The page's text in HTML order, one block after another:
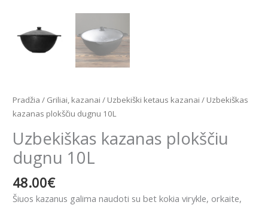
Pradžia / Griliai, kazanai / Uzbekiški ketaus kazanai / Uzbekiškas
kazanas plokščiu dugnu 10L
Uzbekiškas kazanas plokščiu
dugnu 10L
48.00€
Šiuos kazanus galima naudoti su bet kokia virykle, orkaite,